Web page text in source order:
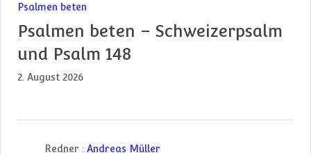
Psalmen beten
Psalmen beten – Schweizerpsalm
und Psalm 148
2. August 2026
Redner : Andreas Müller